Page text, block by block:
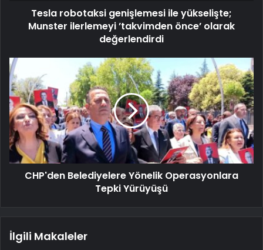
Tesla robotaksi genişlemesi ile yükselişte;
Munster ilerlemeyi ’takvimden önce’ olarak
değerlendirdi
CHP'den Belediyelere Yönelik Operasyonlara
Tepki Yürüyüşü
İlgili Makaleler